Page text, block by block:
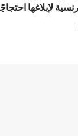
لإبلاغها